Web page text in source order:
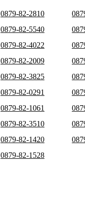
0879-82-2810
0879-82-5540
0879-82-4022
0879-82-2009
0879-82-3825
0879-82-0291
0879-82-1061
0879-82-3510
0879-82-1420
0879-82-1528